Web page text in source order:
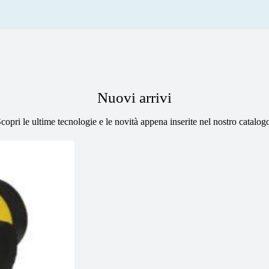
Nuovi arrivi
le ultime tecnologie e le novità appena inserite nel nostro